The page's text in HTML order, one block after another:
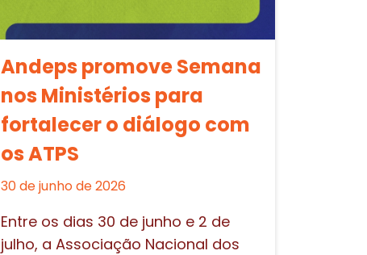
Andeps promove Semana
nos Ministérios para
fortalecer o diálogo com
os ATPS
30 de junho de 2026
Entre os dias 30 de junho e 2 de
julho, a Associação Nacional dos